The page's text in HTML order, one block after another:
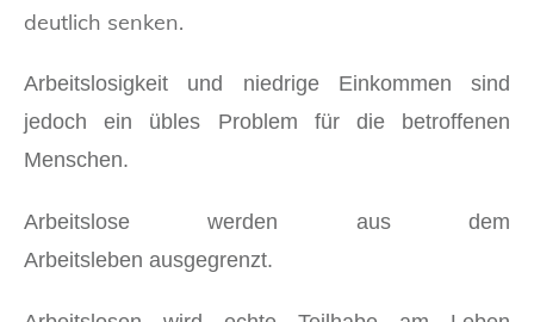
deutlich senken.
Arbeitslosigkeit und niedrige Einkommen sind
jedoch ein übles Problem für die betroffenen
Menschen.
Arbeitslose werden aus dem
Arbeitsleben ausgegrenzt.